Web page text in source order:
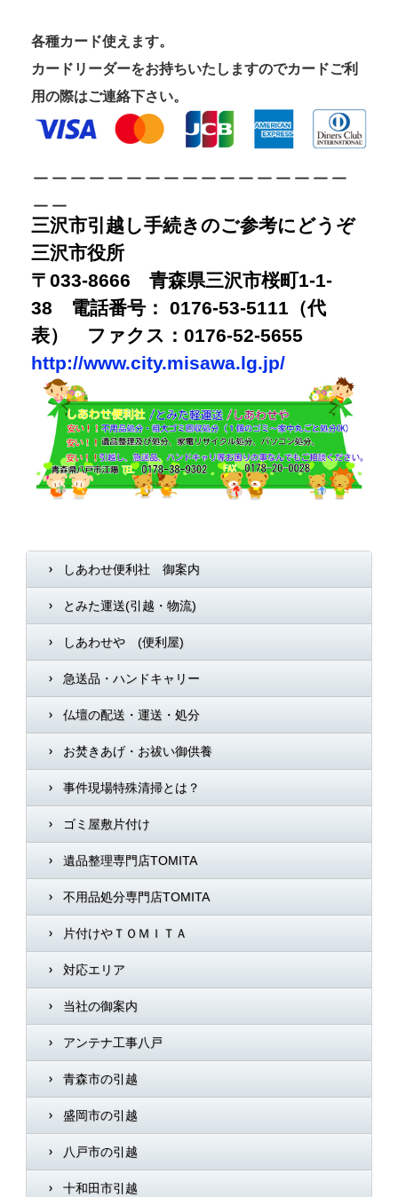
各種カード使えます。
カードリーダーをお持ちいたしますのでカードご利
用の際はご連絡下さい。
三沢市引越し手続きのご参考にどうぞ
三沢市役所
〒033-8666 青森県三沢市桜町1-1-
38 電話番号： 0176-53-5111（代
表） ファクス：0176-52-5655
http://www.city.misawa.lg.jp/
しあわせ便利社 御案内
とみた運送(引越・物流)
しあわせや (便利屋)
急送品・ハンドキャリー
仏壇の配送・運送・処分
お焚きあげ・お祓い御供養
事件現場特殊清掃とは？
ゴミ屋敷片付け
遺品整理専門店TOMITA
不用品処分専門店TOMITA
片付けやＴＯＭＩＴＡ
対応エリア
当社の御案内
アンテナ工事八戸
青森市の引越
盛岡市の引越
八戸市の引越
十和田市引越